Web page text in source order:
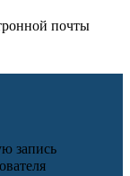
почты
запись